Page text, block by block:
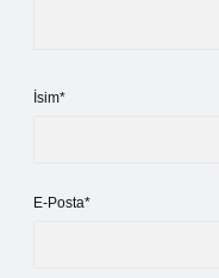
İsim*
E-Posta*